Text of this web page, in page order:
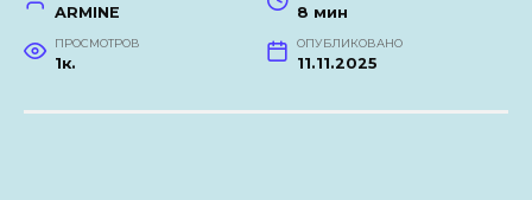
ARMINE 8 мин
ПРОСМОТРОВ
1к.
ОПУБЛИКОВАНО
11.11.2025